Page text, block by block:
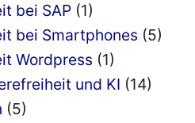
bei SAP (1)
bei Smartphones (5)
Wordpress (1)
und KI (14)
(5)